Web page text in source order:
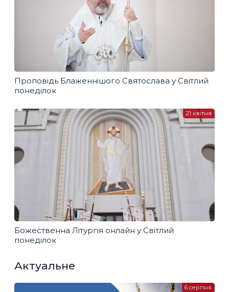
Проповідь Блаженнішого Святослава у Світлий
понеділок
Божественна Літургія онлайн у Світлий
понеділок
21 квітня
Актуальне
6 серпня